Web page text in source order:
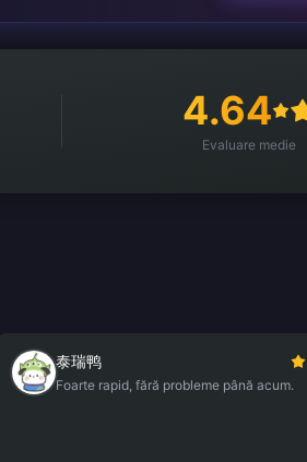
4.64
Evaluare medie
泰瑞鸭
Foarte rapid, fără probleme până acum.